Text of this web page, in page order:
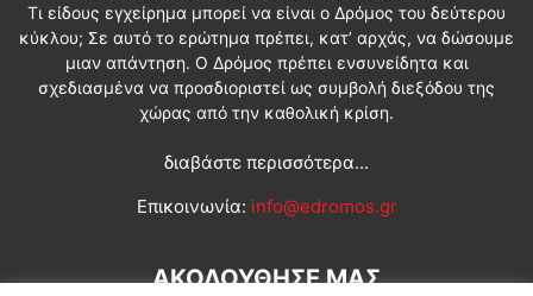
Τι είδους εγχείρημα μπορεί να είναι ο Δρόμος του δεύτερου
κύκλου; Σε αυτό το ερώτημα πρέπει, κατ’ αρχάς, να δώσουμε
μιαν απάντηση. Ο Δρόμος πρέπει ενσυνείδητα και
σχεδιασμένα να προσδιοριστεί ως συμβολή διεξόδου της
χώρας από την καθολική κρίση.
διαβάστε περισσότερα...
Επικοινωνία: info@edromos.gr
ΑΚΟΛΟΥΘΗΣΕ ΜΑΣ